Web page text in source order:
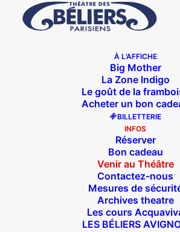
À L’AFFICHE
Big Mother
La Zone Indigo
Le goût de la
Acheter un bon
BILLETTERIE
INFOS
Réserver
Bon cadeau
Venir au Théâtre
Contactez-nous
Mesures de
Archives theatre
Les cours
LES BÉLIERS
Cliquez sur « J’accepte »
Google maps
Politique de cookies
J’accepte